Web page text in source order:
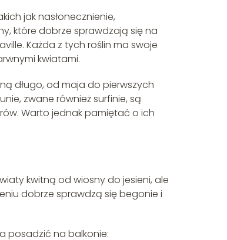
jak nasłonecznienie,
które dobrze sprawdzają się na
Każda z tych roślin ma swoje
kwiatami.
długo, od maja do pierwszych
zwane również surfinie, są
Warto jednak pamiętać o ich
kwitną od wiosny do jesieni, ale
dobrze sprawdzą się begonie i
posadzić na balkonie: